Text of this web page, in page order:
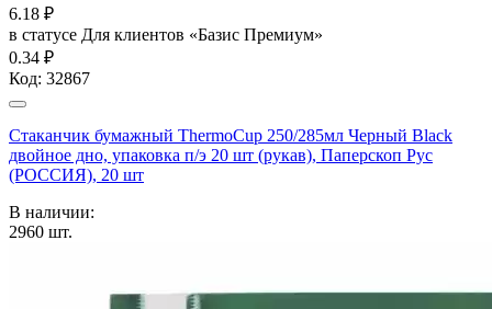
6.18 ₽
в статусе Для клиентов «Базис Премиум»
0.34 ₽
Код: 32867
Стаканчик бумажный ThermoCup 250/285мл Черный Black
двойное дно, упаковка п/э 20 шт (рукав), Паперскоп Рус
(РОССИЯ), 20 шт
В наличии:
2960 шт.